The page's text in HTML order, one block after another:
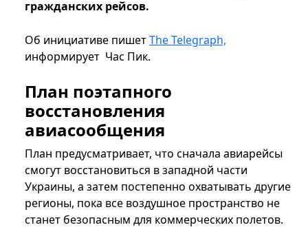
гражданских рейсов.
Об инициативе пишетThe Telegraph,
информирует Час Пик.
План поэтапного
восстановления
авиасообщения
План предусматривает, что сначала авиарейсы
смогут восстановиться в западной части
Украины, а затем постепенно охватывать другие
регионы, пока все воздушное пространство не
станет безопасным для коммерческих полетов.